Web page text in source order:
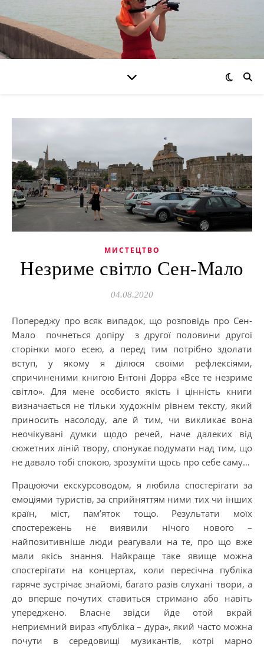
МИСТЕЦТВО
Незриме світло Сен-Мало
04.08.2020
Попереджу про всяк випадок, що розповідь про Сен-
Мало почнеться допіру з другої половини другої
сторінки мого есею, а перед тим потрібно здолати
вступ, у якому я ділюся своїми рефлексіями,
спричиненими книгою Ентоні Дорра «Все те незриме
світло». Для мене особисто якість і цінність книги
визначається не тільки художнім рівнем тексту, який
приносить насолоду, але й тим, чи викликає вона
неочікувані думки щодо речей, наче далеких від
сюжетних ліній твору, спонукає подумати над тим, що
не давало тобі спокою, зрозуміти щось про себе саму…
Працюючи екскурсоводом, я любила спостерігати за
емоціями туристів, за сприйняттям ними тих чи інших
країн, міст, пам’яток тощо. Результати моїх
спостережень не виявили нічого нового –
найпозитивніше люди реагували на те, про що вже
мали якісь знання. Найкраще таке явище можна
спостерігати на концертах, коли пересічна публіка
гаряче зустрічає знайомі, багато разів слухані твори, а
до вперше почутих ставиться стримано або навіть
упереджено. Власне звідси йде отой вкрай
неприємний вираз «публіка – дура», який часто можна
почути в середовищі музикантів, котрі марно